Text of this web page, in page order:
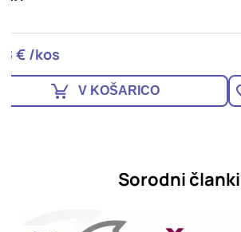
9,98 € /kos
V KOŠARICO
Sorodni članki